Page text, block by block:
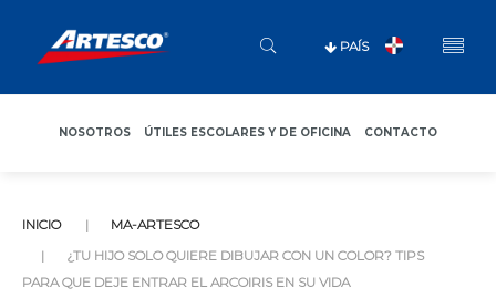
PAÍS
NOSOTROS ÚTILES ESCOLARES Y DE OFICINA CONTACTO
INICIO
MA-ARTESCO
¿TU HIJO SOLO QUIERE DIBUJAR CON UN COLOR? TIPS
PARA QUE DEJE ENTRAR EL ARCOIRIS EN SU VIDA